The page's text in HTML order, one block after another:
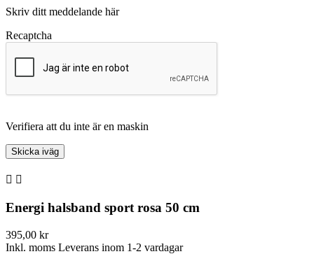
Skriv ditt meddelande här
Recaptcha
Verifiera att du inte är en maskin
 
Energi halsband sport rosa 50 cm
395,00 kr
Inkl. moms Leverans inom 1-2 vardagar